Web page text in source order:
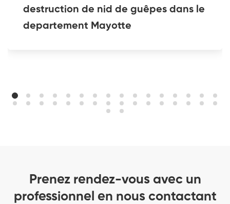
destruction de nid de guêpes dans le
departement Mayotte
Prenez rendez-vous avec un
professionnel en nous contactant